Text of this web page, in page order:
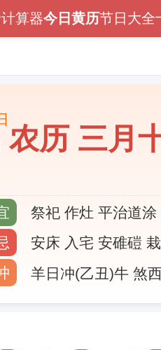
算器今日黄历节日大全
农历 三月
祭祀 作灶 平治道涂
安床 入宅 安碓磑
羊日冲(乙丑)牛 煞